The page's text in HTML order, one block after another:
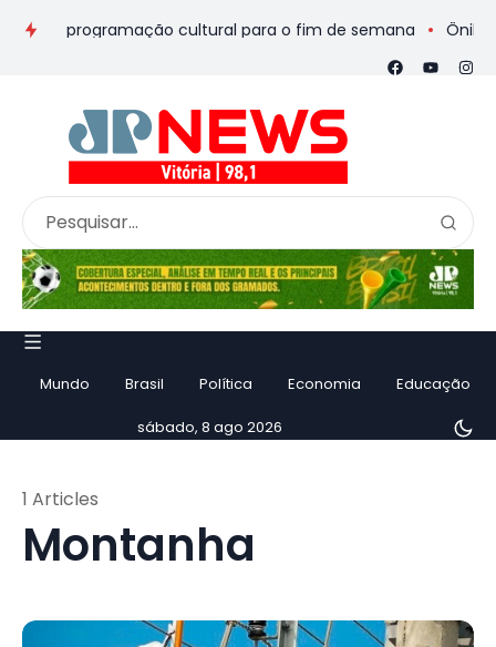
e programação cultural para o fim de semana Ônibus de
Mundo Brasil Política Economia Educação
sábado, 8 ago 2026
Montanha
1 Articles